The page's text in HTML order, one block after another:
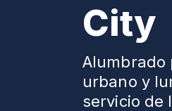
City
Alumbrado
urbano y
servicio de